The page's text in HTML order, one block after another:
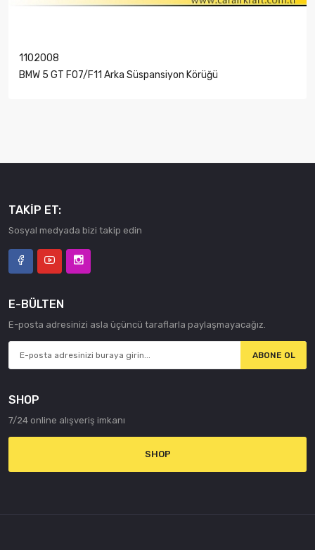
1102008
BMW 5 GT F07/F11 Arka Süspansiyon Körüğü
TAKIP ET:
Sosyal medyada bizi takip edin
E-BÜLTEN
E-posta adresinizi asla üçüncü taraflarla paylaşmayacağız.
ABONE OL
SHOP
7/24 online alışveriş imkanı
SHOP